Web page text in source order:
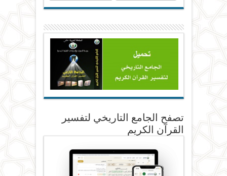
تصفح الجامع التاريخي لتفسير
القرآن الكريم